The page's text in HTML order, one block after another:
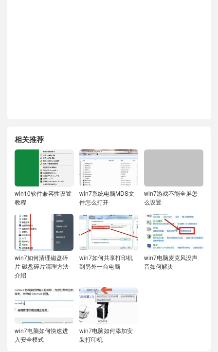
相关推荐
win10软件兼容性设置
教程
win7系统电脑MDS文
件怎么打开
win7游戏不能全屏怎
么设置
win7如何清理磁盘碎
片 磁盘碎片清理方法
介绍
win7如何共享打印机
到另外一台电脑
win7电脑麦克风没声
音如何解决
win7电脑如何快速进
入安全模式
win7电脑如何添加安
装打印机